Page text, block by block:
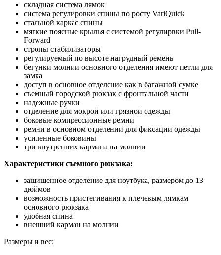
складная система лямок
система регулировки спины по росту VariQuick
стальной каркас спины
мягкие поясные крылья с системой регулирвки Pull-
Forward
стропы стабилизаторы
регулируемый по высоте нагрудный ремень
бегунки молнии основного отделения имеют петли для
замка
доступ в основное отделение как в багажной сумке
съемный городской рюкзак с фронтальной части
надежные ручки
отделение для мокрой или грязной одежды
боковые компрессионные ремни
ремни в основном отделении для фиксации одежды
усиленные боковины
три внутренних кармана на молнии
Характеристики съемного рюкзака:
защищенное отделение для ноутбука, размером до 13
дюймов
возможность пристегивания к плечевым лямкам
основного рюкзака
удобная спина
внешний карман на молнии
Размеры и вес: